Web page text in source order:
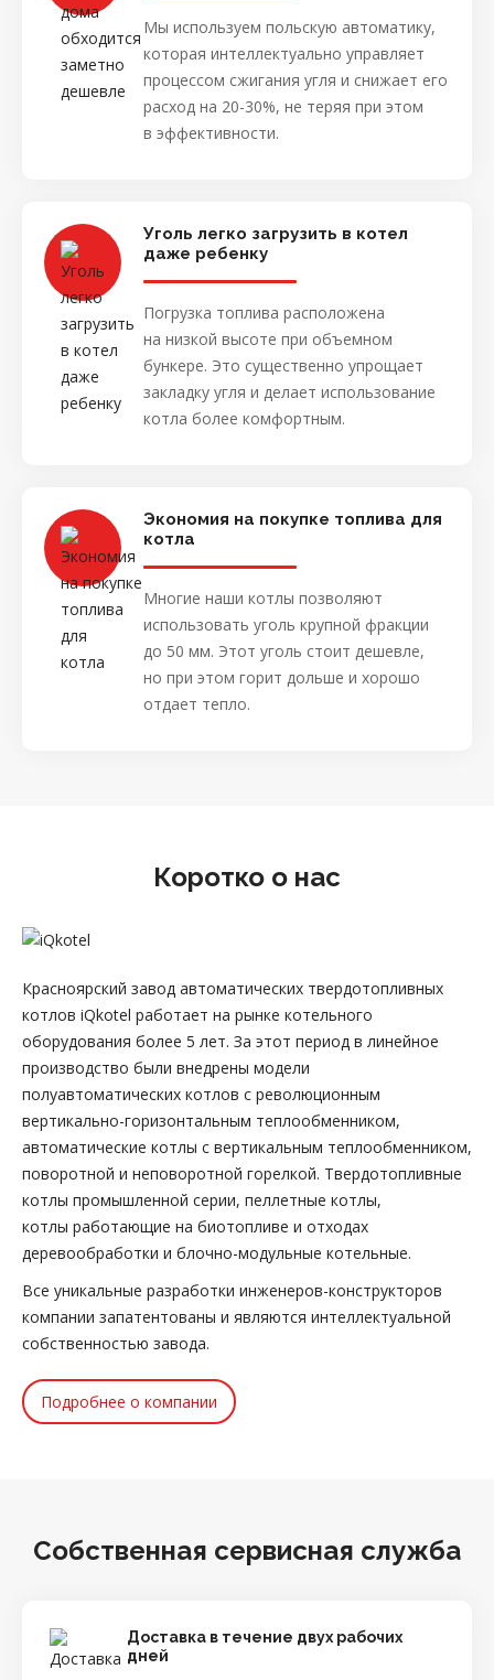
Мы используем польскую автоматику,
которая интеллектуально управляет
процессом сжигания угля и снижает его
расход на 20-30%, не теряя при этом
в эффективности.
Уголь легко загрузить в котел
даже ребенку
Погрузка топлива расположена
на низкой высоте при объемном
бункере. Это существенно упрощает
закладку угля и делает использование
котла более комфортным.
Экономия на покупке топлива для
котла
Многие наши котлы позволяют
использовать уголь крупной фракции
до 50 мм. Этот уголь стоит дешевле,
но при этом горит дольше и хорошо
отдает тепло.
Коротко о нас
Красноярский завод автоматических твердотопливных
котлов iQkotel работает на рынке котельного
оборудования более 5 лет. За этот период в линейное
производство были внедрены модели
полуавтоматических котлов с революционным
вертикально-горизонтальным теплообменником,
автоматические котлы с вертикальным теплообменником,
поворотной и неповоротной горелкой. Твердотопливные
котлы промышленной серии, пеллетные котлы,
котлы работающие на биотопливе и отходах
деревообработки и блочно-модульные котельные.
Все уникальные разработки инженеров-конструкторов
компании запатентованы и являются интеллектуальной
собственностью завода.
Подробнее о компании
Собственная сервисная служба
Доставка в течение двух рабочих
дней